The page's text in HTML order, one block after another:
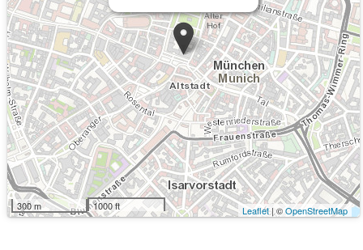
300 m 1000 ft Leaflet| ©OpenStreetMap